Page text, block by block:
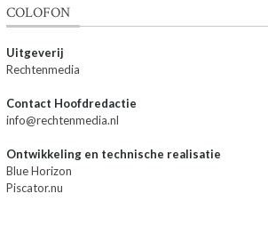
COLOFON
Uitgeverij
Rechtenmedia
Contact Hoofdredactie
info@rechtenmedia.nl
Ontwikkeling en technische realisatie
Blue Horizon
Piscator.nu